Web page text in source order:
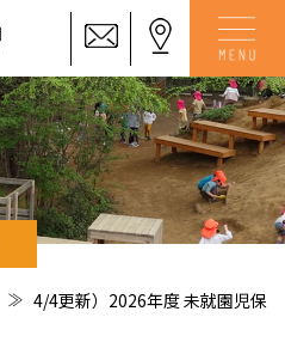
4/4更新）2026年度 未就園児保